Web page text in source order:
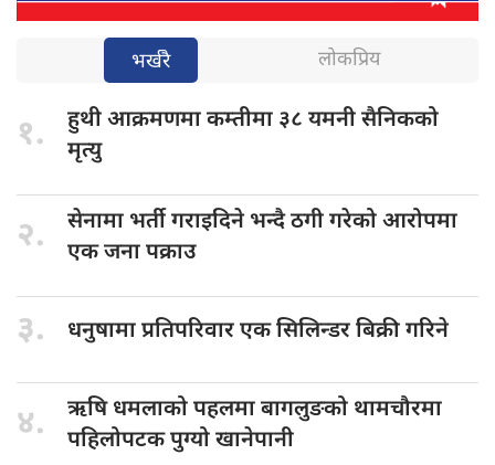
भर्खरै लोकप्रिय
१. हुथी आक्रमणमाकम्तीमा ३८ यमनी सैनिकको
मृत्यु
२. सेनामा भर्तीगराइदिने भन्दै ठगी गरेको आरोपमा
एक जना पक्राउ
३. धनुषामा प्रतिपरिवारएक सिलिन्डर बिक्री गरिने
४. ऋषि धमलाकोपहलमा बागलुङको थामचौरमा
पहिलोपटक पुग्यो खानेपानी